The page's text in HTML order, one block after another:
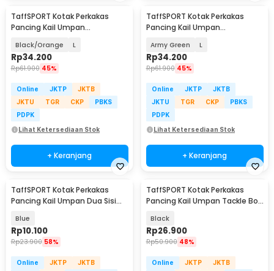
TaffSPORT Kotak Perkakas
Pancing Kail Umpan
Black/Orange L
Rp34.200
Rp61.900 45%
Online JKTP
JKTB
JKTU
TGR CKP
PBKS
PDPK
Lihat Ketersediaan Stok
+ Keranjang
TaffSPORT Kotak Perkakas
Pancing Kail Umpan
Army Green L
Rp34.200
Rp61.900 45%
Online JKTP
JKTB
JKTU
TGR CKP
PBKS
PDPK
Lihat Ketersediaan Stok
+ Keranjang
TaffSPORT Kotak Perkakas
Pancing Kail Umpan Dua Sisi
Blue
Rp10.100
Rp23.900 58%
Online JKTP
JKTB
TaffSPORT Kotak Perkakas
Pancing Kail Umpan Tackle Box
Black
Rp26.900
Rp50.900 48%
Online JKTP
JKTB